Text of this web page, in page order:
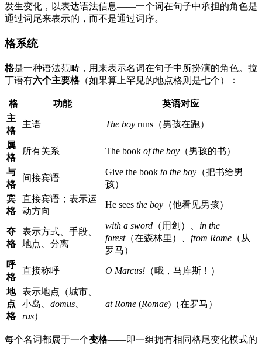
发生变化，以表达语法信息——一个词在句子中承担的角色是
通过词尾来表示的，而不是通过词序。
格系统
格是一种语法范畴，用来表示名词在句子中所扮演的角色。拉
丁语有六个主要格（如果算上罕见的地点格则是七个）：
格 功能
英语对应
主
格
主语 The boy runs（男孩在跑）
属
格
所有关系 The book of the boy （男孩的书）
与
格
间接宾语
Give the book to the boy （把书给男
孩）
宾
格
直接宾语；表示运
动方向
He sees the boy （他看见男孩）
夺
格
表示方式、手段、
地点、分离
with a sword （用剑）、 in the
forest（在森林里）、 from Rome （从
罗马）
呼
格
直接称呼 O Marcus! （哦，马库斯！）
地
点
格
表示地点（城市、
小岛、 domus
rus）
at Rome (Romae)（在罗马）
每个名词都属于一个变格——即一组拥有相同格尾变化模式的